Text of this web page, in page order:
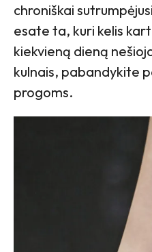
chroniškai
esate ta, kuri kelis
kiekvieną dieną
kulnais, pabandykite
progoms.